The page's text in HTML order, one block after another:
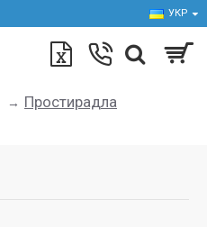
УКР
Простирадла